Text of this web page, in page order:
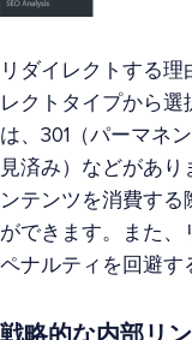
リダイレクトする
レクトタイプから
は、301（パーマネ
見済み）などがあり
ンテンツを消費する
ができます。また、
ペナルティを回避す
戦略的な内部リ